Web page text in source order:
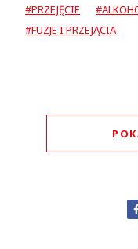
#PRZEJĘCIE
#FUZJE I PRZEJĄCIA